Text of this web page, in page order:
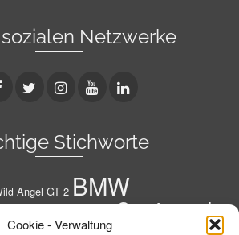
Cookie - Verwaltung
Netzwerke
Stichworte
Angel GT 2 BMW
Continental
3 Conti RoadAttack 4